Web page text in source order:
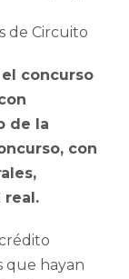
de Circuito
concurso
de la
con
real.
que hayan